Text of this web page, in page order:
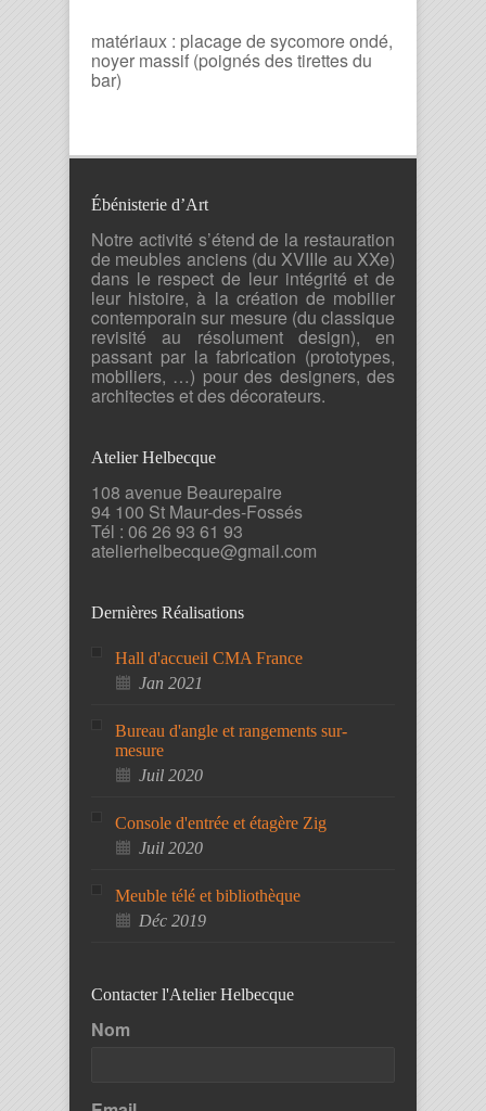
matériaux : placage de sycomore ondé,
noyer massif (poignés des tirettes du
bar)
Ébénisterie d’Art
Notre activité s’étend de la restauration
de meubles anciens (du XVIIIe au XXe)
dans le respect de leur intégrité et de
leur histoire, à la création de mobilier
contemporain sur mesure (du classique
revisité au résolument design), en
passant par la fabrication (prototypes,
mobiliers, …) pour des designers, des
architectes et des décorateurs.
Atelier Helbecque
108 avenue Beaurepaire
94 100 St Maur-des-Fossés
Tél : 06 26 93 61 93
atelierhelbecque@gmail.com
Dernières Réalisations
Hall d'accueil CMA France
Jan 2021
Bureau d'angle et rangements sur-
mesure
Juil 2020
Console d'entrée et étagère Zig
Juil 2020
Meuble télé et bibliothèque
Déc 2019
Contacter l'Atelier Helbecque
Nom